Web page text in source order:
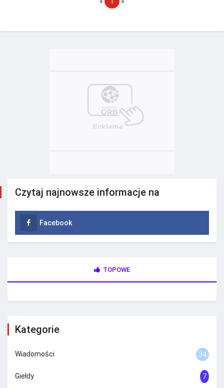
Czytaj najnowsze informacje na
Facebook
TOPOWE
Kategorie
Wiadomości 34
Giełdy 7